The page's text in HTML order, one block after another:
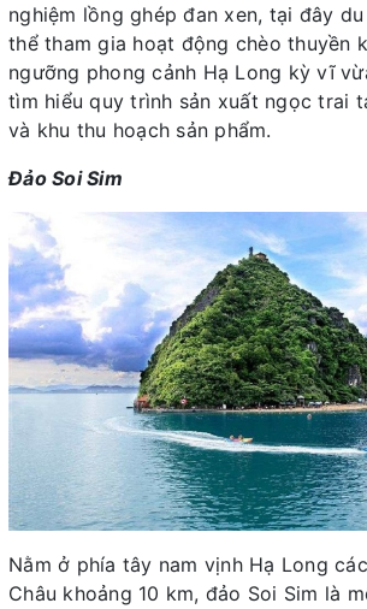
nghiệm lồng ghép đan xen, tại đây
thể tham gia hoạt động chèo thuyền
ngưỡng phong cảnh Hạ Long kỳ vĩ
tìm hiểu quy trình sản xuất ngọc trai
và khu thu hoạch sản phẩm.
Đảo Soi Sim
Nằm ở phía tây nam vịnh Hạ Long
Châu khoảng 10 km, đảo Soi Sim là